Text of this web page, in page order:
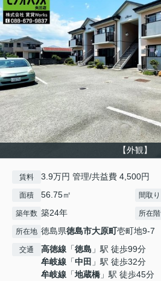
【外観】
賃料 3.9万円 管理/共益費 4,500円
面積 56.75㎡ 間取り
築年数 築24年 所在階
所在地 徳島県徳島市大原町壱町地9-7
交通 高徳線 「徳島 」駅 徒歩99分
牟岐線 「中田 」駅 徒歩32分
牟岐線 「地蔵橋 」駅 徒歩45分